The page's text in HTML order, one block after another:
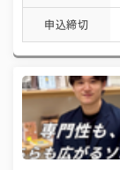
申込締切